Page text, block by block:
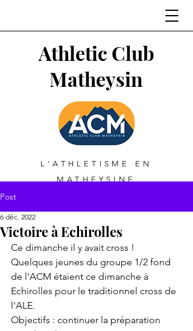
Athletic Club
Matheysin
L'ATHLETISME EN
MATHEYSINE
Post
Victoire à Echirolles
6 déc. 2022
Ce dimanche il y avait cross !
Quelques jeunes du groupe 1/2 fond
de l'ACM étaient ce dimanche à
Echirolles pour le traditionnel cross de
l'ALE.
Objectifs : continuer la préparation